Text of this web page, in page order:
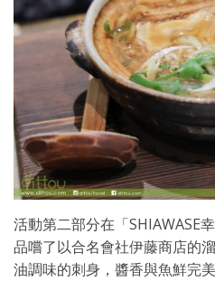
活動第二部分在「SHIAWASE
品嚐了以合名會社伊藤商店的
油調味的刺身，醬香與魚鮮完